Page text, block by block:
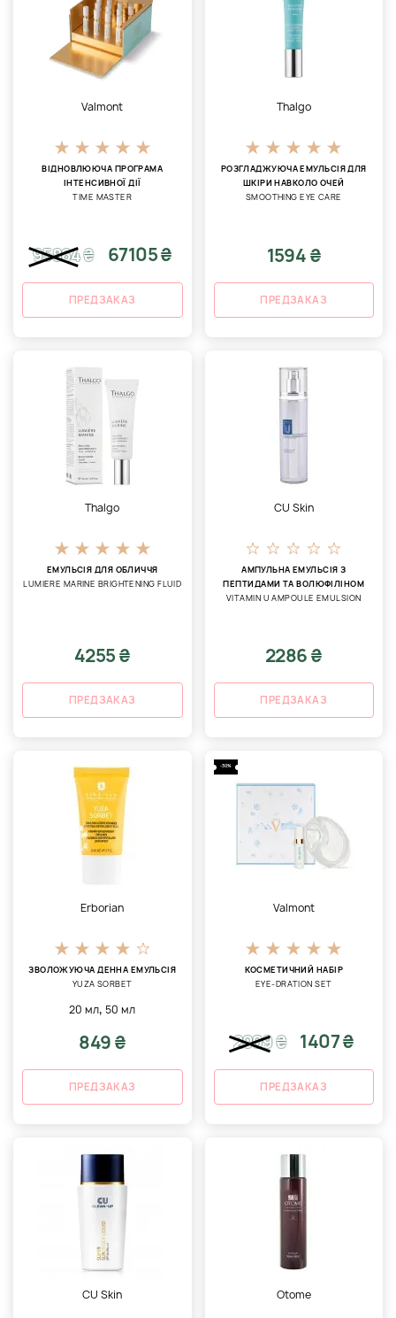
Valmont
ВІДНОВЛЮЮЧА ПРОГРАМА
ІНТЕНСИВНОЇ ДІЇ
TIME MASTER
95864₴ 67105 ₴
ПРЕДЗАКАЗ
Thalgo
РОЗГЛАДЖУЮЧА ЕМУЛЬСІЯ ДЛЯ
ШКІРИ НАВКОЛО ОЧЕЙ
SMOOTHING EYE CARE
1594 ₴
ПРЕДЗАКАЗ
Thalgo
ЕМУЛЬСІЯ ДЛЯ ОБЛИЧЧЯ
LUMIERE MARINE BRIGHTENING FLUID
4255 ₴
ПРЕДЗАКАЗ
CU Skin
АМПУЛЬНА ЕМУЛЬСІЯ З
ПЕПТИДАМИ ТА ВОЛЮФІЛІНОМ
VITAMIN U AMPOULE EMULSION
2286 ₴
ПРЕДЗАКАЗ
Erborian
ЗВОЛОЖУЮЧА ДЕННА ЕМУЛЬСІЯ
YUZA SORBET
20 мл, 50 мл
849 ₴
ПРЕДЗАКАЗ
-30%
Valmont
КОСМЕТИЧНИЙ НАБІР
EYE-DRATION SET
2009₴ 1407 ₴
ПРЕДЗАКАЗ
CU Skin Otome